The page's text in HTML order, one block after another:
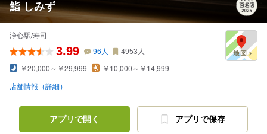
鮨 しみず
浄心駅/寿司
3.99 96 人 4953 人
￥20,000～￥29,999 ￥10,000～￥14,999
店舗情報（詳細）
アプリで開く アプリで保存